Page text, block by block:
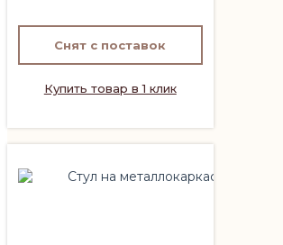
Снят с поставок
Купить товар в 1 клик